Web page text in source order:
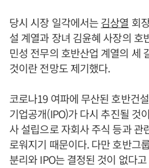
당시 시장 일각에서는김상열 회
설 계열과 장녀 김윤혜 사장의 호
민성 전무의 호반산업 계열의 세
것이란 전망도 제기했다.
코로나19 여파에 무산된 호반건
기업공개(IPO)가 다시 추진될 것
사 설립으로 자회사 주식 등과 관
로워지기 때문이다. 다만 호반그
분리와 IPO는 결정된 것이 없다